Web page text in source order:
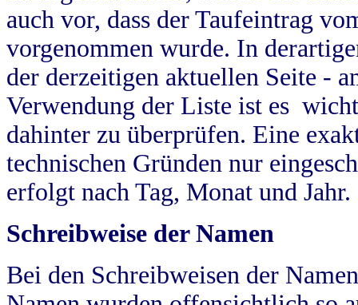
auch vor, dass der Taufeintrag
vorgenommen wurde. In
der derzeitigen aktuellen Seite -
Verwendung der Liste ist es
dahinter zu überprüfen. Eine
technischen Gründen nur
erfolgt nach Tag, Monat und Jahr.
Schreibweise der Namen
Bei den Schreibweisen der